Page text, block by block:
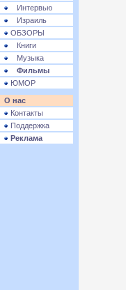
Интервью
Израиль
ОБЗОРЫ
Книги
Музыка
Фильмы
ЮМОР
О нас
Контакты
Поддержка
Реклама